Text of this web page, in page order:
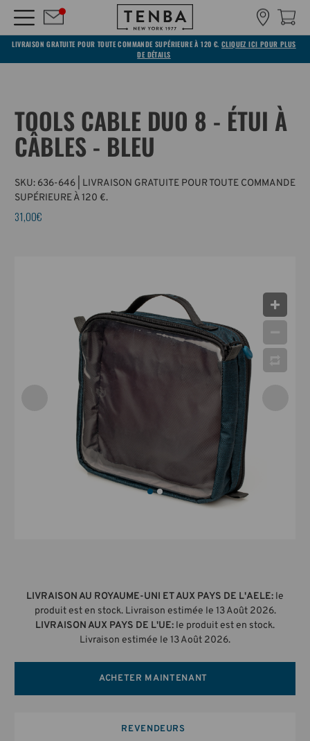
LIVRAISON GRATUITE POUR TOUTE COMMANDE SUPÉRIEURE À 120 €.CLIQUEZ ICI POUR PLUS
DE DÉTAILS
TOOLS CABLE DUO 8 - ÉTUI À
CÂBLES - BLEU
SKU: 636-646 | LIVRAISON GRATUITE POUR TOUTE COMMANDE
SUPÉRIEURE À 120 €.
31,00€
LIVRAISON AU ROYAUME-UNI ET AUX PAYS DE L'AELE: le
produit est en stock. Livraison estimée le 13 Août 2026.
LIVRAISON AUX PAYS DE L'UE: le produit est en stock.
Livraison estimée le 13 Août 2026.
ACHETER MAINTENANT
REVENDEURS